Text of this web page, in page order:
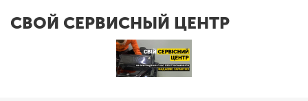
СВОЙ СЕРВИСНЫЙ ЦЕНТР